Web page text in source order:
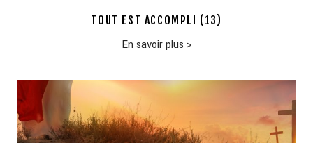
TOUT EST ACCOMPLI (13)
En savoir plus >